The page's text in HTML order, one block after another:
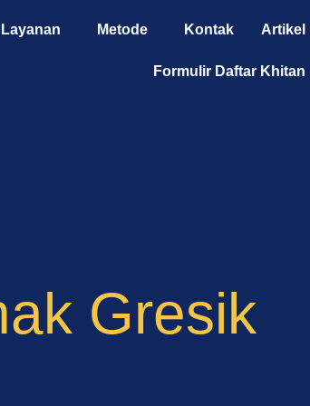
Layanan Metode Kontak Artikel
Formulir Daftar Khitan
Gresik